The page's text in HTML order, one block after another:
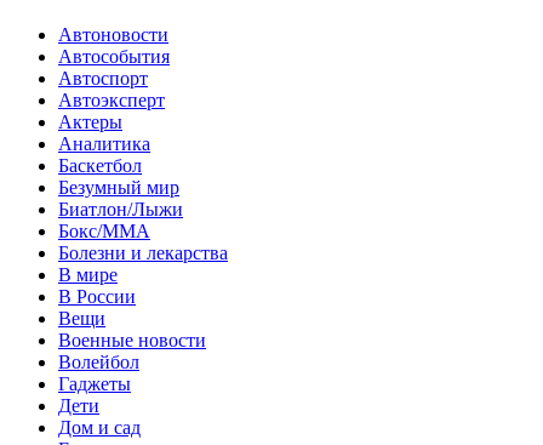
Автоновости
Автособытия
Автоспорт
Автоэксперт
Актеры
Аналитика
Баскетбол
Безумный мир
Биатлон/Лыжи
Бокс/MMA
Болезни и лекарства
В мире
В России
Вещи
Военные новости
Волейбол
Гаджеты
Дети
Дом и сад